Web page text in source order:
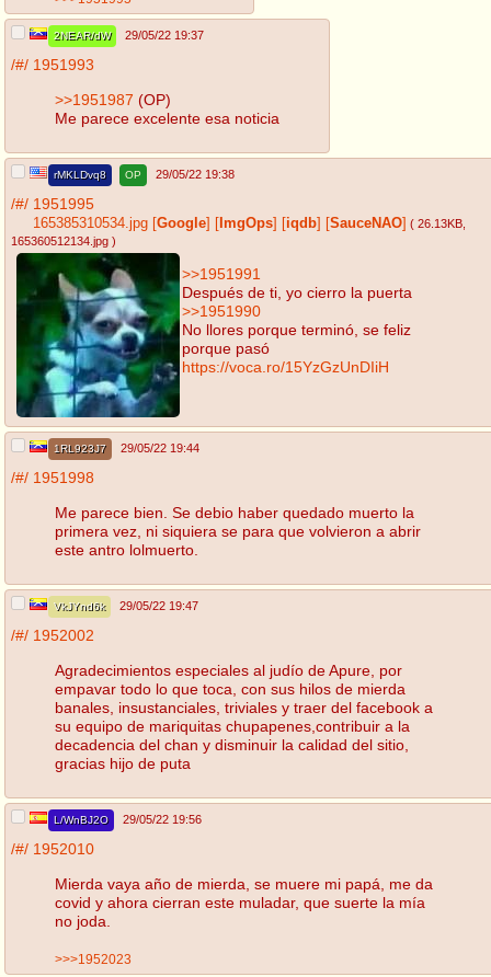
2NEAR/dW 29/05/22 19:37
/#/ 1951993
>>1951987 (OP)
Me parece excelente esa noticia
rMKLDvq8 OP 29/05/22 19:38
/#/ 1951995
165385310534.jpg Google ImgOps iqdb SauceNAO ( 26.13KB
165360512134.jpg )
>>1951991
Después de ti, yo cierro la puerta
>>1951990
No llores porque terminó, se feliz
porque pasó
https://voca.ro/15YzGzUnDIiH
1RL923J7 29/05/22 19:44
/#/ 1951998
Me parece bien. Se debio haber quedado muerto la
primera vez, ni siquiera se para que volvieron a abrir
este antro lolmuerto.
VkJYnd6k 29/05/22 19:47
/#/ 1952002
Agradecimientos especiales al judío de Apure, por
empavar todo lo que toca, con sus hilos de mierda
banales, insustanciales, triviales y traer del facebook a
su equipo de mariquitas chupapenes,contribuir a la
decadencia del chan y disminuir la calidad del sitio,
gracias hijo de puta
L/WnBJ2O 29/05/22 19:56
/#/ 1952010
Mierda vaya año de mierda, se muere mi papá, me da
covid y ahora cierran este muladar, que suerte la mía
no joda.
>>>1952023